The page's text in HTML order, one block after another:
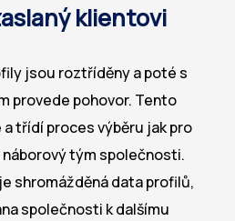
klientovi
jsou roztříděny a poté s
provede pohovor. Tento
třídí proces výběru jak pro
tým společnosti.
shromážděná data profilů,
společnosti k dalšímu